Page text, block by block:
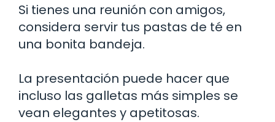
Si tienes una reunión con amigos,
considera servir tus pastas de té en
una bonita bandeja.
La presentación puede hacer que
incluso las galletas más simples se
vean elegantes y apetitosas.